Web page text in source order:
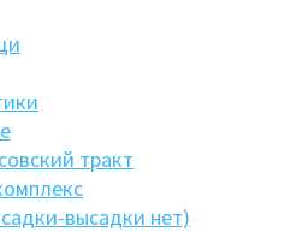
тракт
высадки нет)